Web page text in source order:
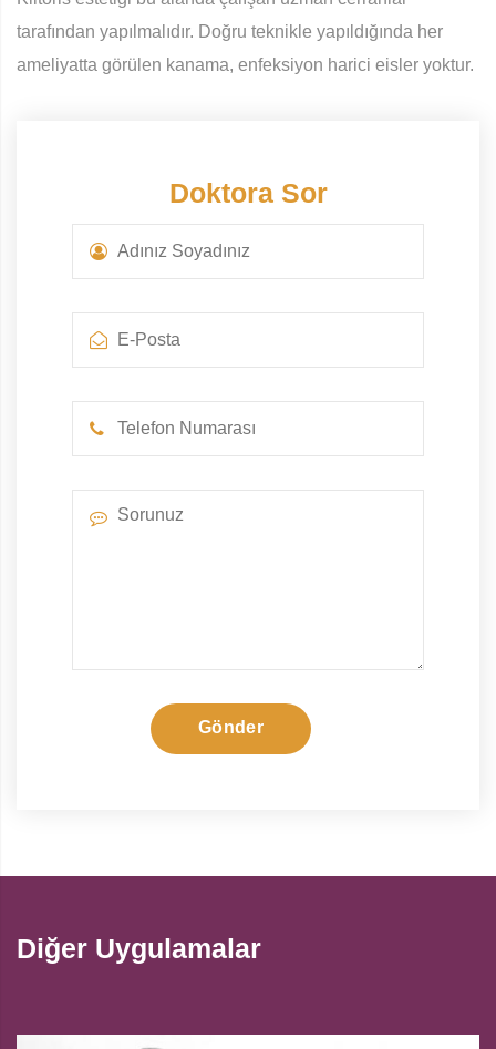
tarafından yapılmalıdır. Doğru teknikle yapıldığında her
ameliyatta görülen kanama, enfeksiyon harici eisler yoktur.
Doktora Sor
Gönder
Diğer Uygulamalar